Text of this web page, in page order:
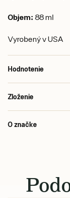
Objem: 88 ml
Vyrobený v USA
Hodnotenie
Zloženie
O značke